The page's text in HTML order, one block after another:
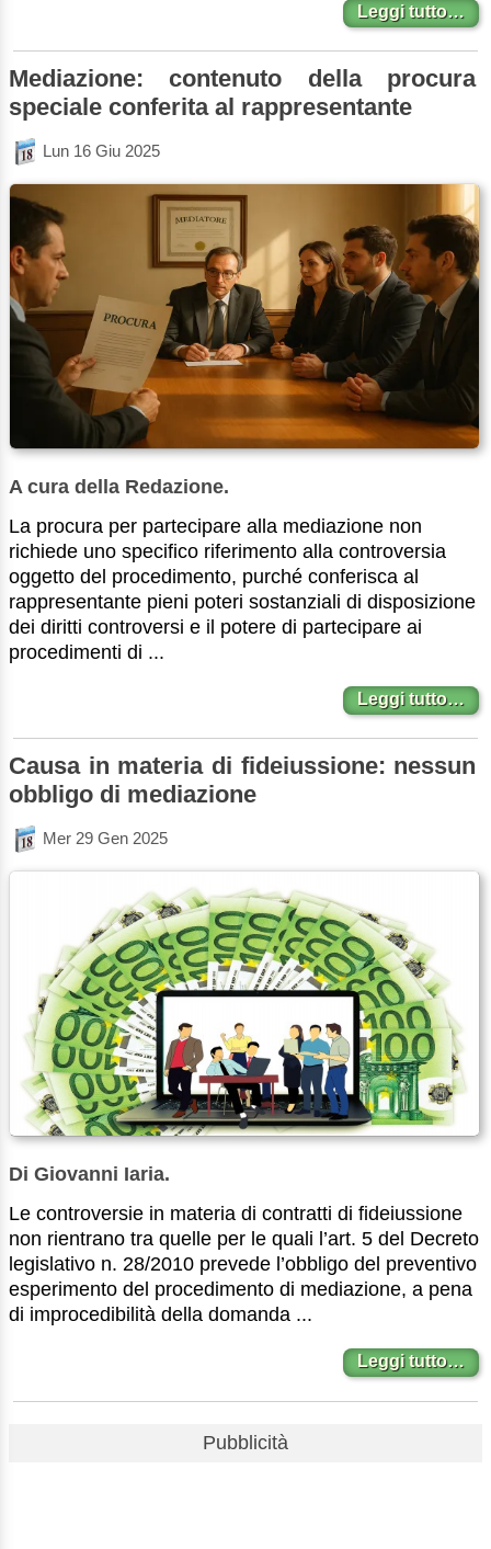
Leggi tutto…
Mediazione: contenuto della procura
speciale conferita al rappresentante
Lun 16 Giu 2025
A cura della Redazione.
La procura per partecipare alla mediazione non
richiede uno specifico riferimento alla controversia
oggetto del procedimento, purché conferisca al
rappresentante pieni poteri sostanziali di disposizione
dei diritti controversi e il potere di partecipare ai
procedimenti di ...
Leggi tutto…
Causa in materia di fideiussione: nessun
obbligo di mediazione
Mer 29 Gen 2025
Di Giovanni Iaria.
Le controversie in materia di contratti di fideiussione
non rientrano tra quelle per le quali l’art. 5 del Decreto
legislativo n. 28/2010 prevede l’obbligo del preventivo
esperimento del procedimento di mediazione, a pena
di improcedibilità della domanda ...
Leggi tutto…
Pubblicità